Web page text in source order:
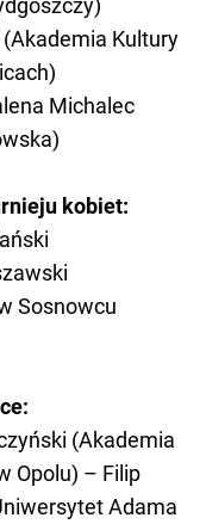
Kultury
Michalec
kobiet:
Sosnowcu
(Akademia
Opolu) – Filip
Adama